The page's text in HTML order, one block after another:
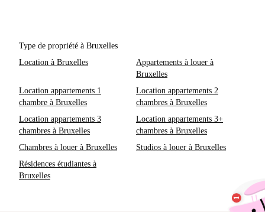
Type de propriété à Bruxelles
Location à Bruxelles
Appartements à louer à
Bruxelles
Location appartements 1
chambre à Bruxelles
Location appartements 2
chambres à Bruxelles
Location appartements 3
chambres à Bruxelles
Location appartements 3+
chambres à Bruxelles
Chambres à louer à Bruxelles
Studios à louer à Bruxelles
Résidences étudiantes à
Bruxelles